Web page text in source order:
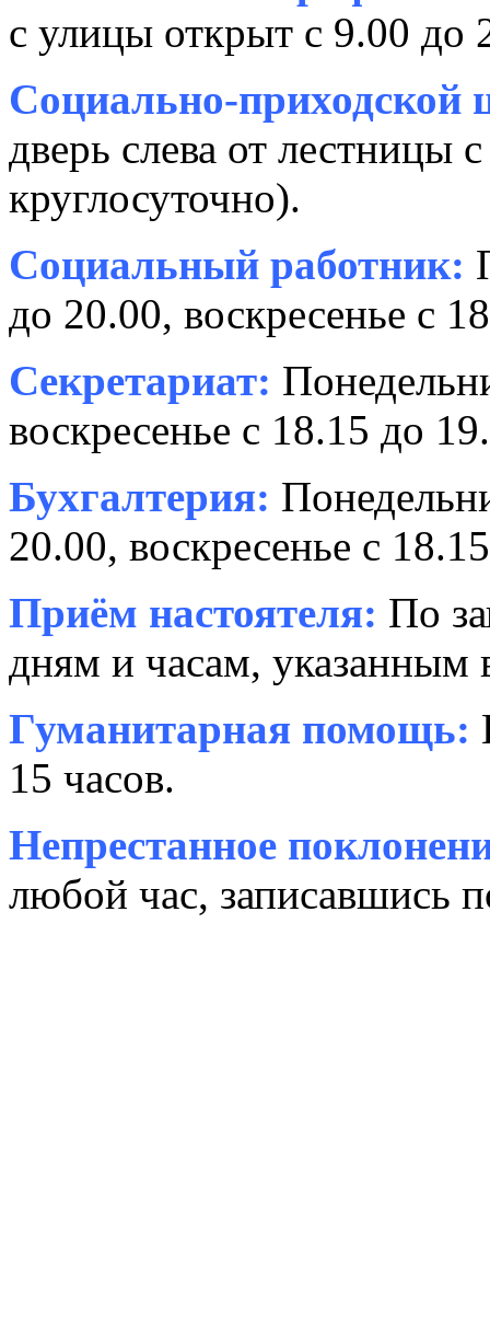
с улицы открыт с 9.00 до
Социально-приходской
дверь слева от лестницы
круглосуточно).
Социальный работник:
до 20.00, воскресенье с
Секретариат:
воскресенье с 18.15 до
Бухгалтерия:
20.00, воскресенье с
Приём настоятеля: По
дням и часам, указанным
Гуманитарная помощь:
15 часов.
Непрестанное
любой час, записавшись